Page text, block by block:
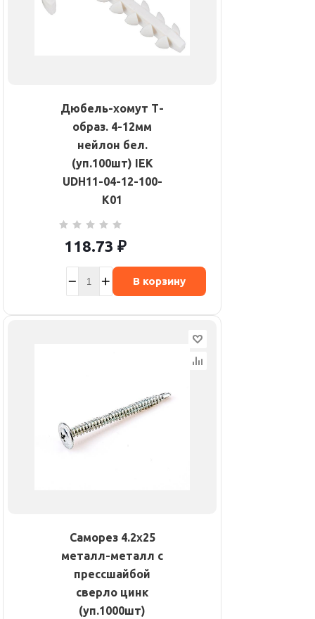
Дюбель-хомут Т-
образ. 4-12мм
нейлон бел.
(уп.100шт) IEK
UDH11-04-12-100-
K01
118.73 ₽
В корзину
Саморез 4.2х25
металл-металл с
прессшайбой
сверло цинк
(уп.1000шт)